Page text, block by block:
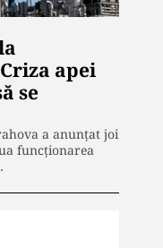
apei
se
a anunțat joi
funcționarea